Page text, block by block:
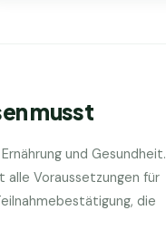
musst
und Gesundheit.
alle Voraussetzungen für
die